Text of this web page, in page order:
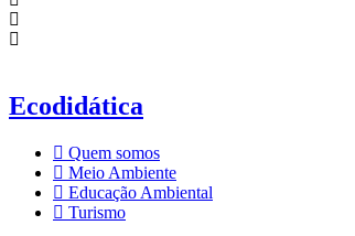
Ecodidática
Quem somos
Meio Ambiente
Educação Ambiental
Turismo